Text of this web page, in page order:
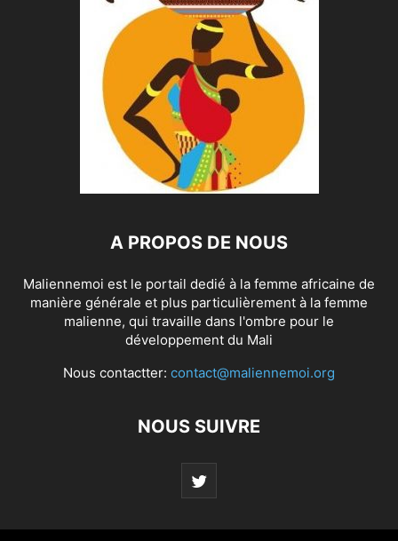
A PROPOS DE NOUS
Maliennemoi est le portail dedié à la femme africaine de
manière générale et plus particulièrement à la femme
malienne, qui travaille dans l'ombre pour le
développement du Mali
Nous contactter: contact@maliennemoi.org
NOUS SUIVRE